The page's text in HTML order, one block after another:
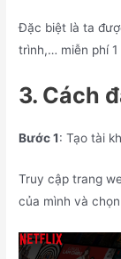
Đặc biệt là ta
trình,… miễn phí
3. Cách
Bước 1: Tạo tài
Truy cập trang
của mình và